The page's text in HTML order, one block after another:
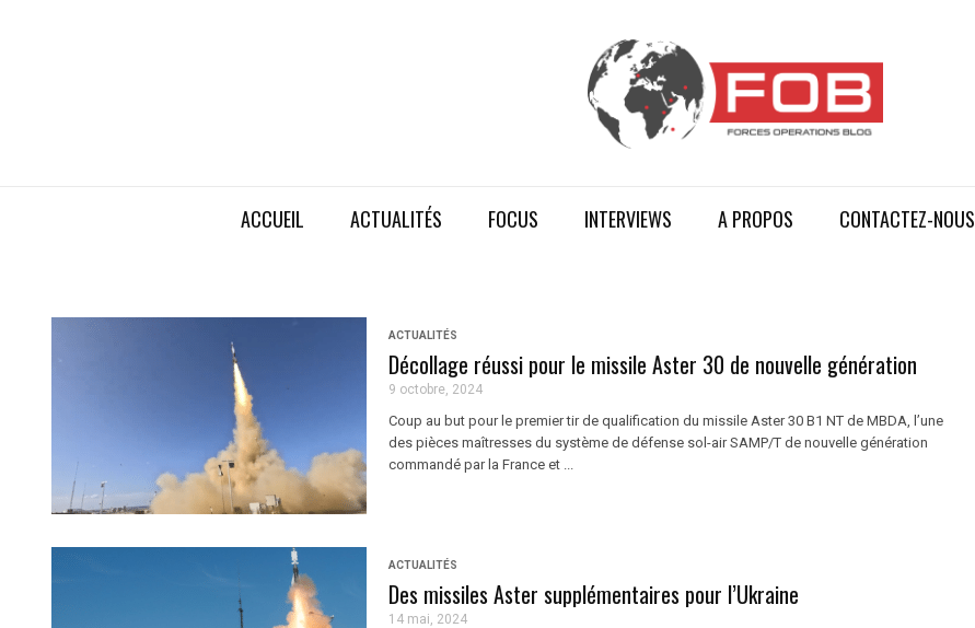
ACCUEIL ACTUALITÉS FOCUS INTERVIEWS A PROPOS CONTACTEZ-NOUS
ACTUALITÉS
Décollage réussi pour le missile Aster 30 de nouvelle génération
9 octobre, 2024
Coup au but pour le premier tir de qualification du missile Aster 30 B1 NT de MBDA, l’une
des pièces maîtresses du système de défense sol-air SAMP/T de nouvelle génération
commandé par la France et ...
ACTUALITÉS
Des missiles Aster supplémentaires pour l’Ukraine
14 mai, 2024